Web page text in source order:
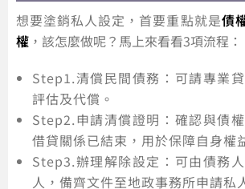
想要塗銷私人設定，首要重點就是債
權 ，該怎麼做呢？馬上來看看3項流程：
Step1.清償民間債務：可請專業
評估及代償。
Step2.申請清償證明：確認與債
借貸關係已結束，用於保障自身權
Step3.辦理解除設定：可由債務
人，備齊文件至地政事務所申請私